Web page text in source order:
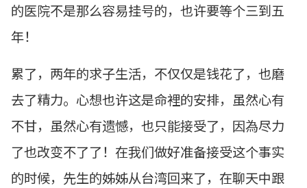
的医院不是那么容易挂号的，也许要等个三到五
年！
累了，两年的求子生活，不仅仅是钱花了，也磨
去了精力。心想也许这是命裡的安排，虽然心有
不甘，虽然心有遗憾，也只能接受了，因為尽力
了也改变不了了！在我们做好准备接受这个事实
的时候，先生的姊姊从台湾回来了，在聊天中跟